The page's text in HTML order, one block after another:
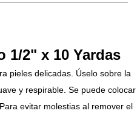
1/2" x 10 Yardas
pieles delicadas. Úselo sobre la
y respirable. Se puede colocar
evitar molestias al remover el